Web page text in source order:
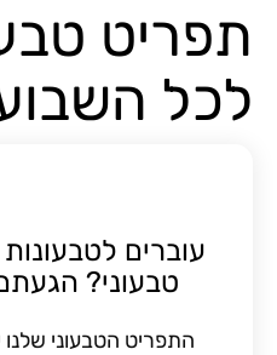
תפריט
לכל
עוברים
טבעוני?
התפריט הטבעוני